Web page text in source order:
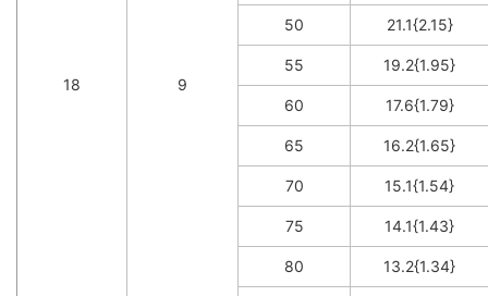
18 9
50 21.1{2.15}
55 19.2{1.95}
60 17.6{1.79}
65 16.2{1.65}
70 15.1{1.54}
75 14.1{1.43}
80 13.2{1.34}